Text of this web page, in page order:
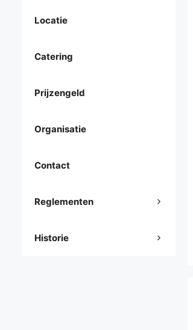
Locatie
Catering
Prijzengeld
Organisatie
Contact
Reglementen
Historie